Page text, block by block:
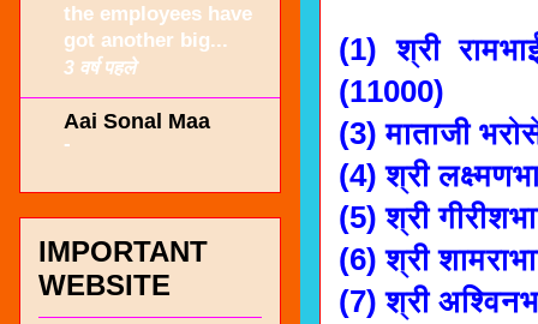
(1) श्री
(11000)
(3) माताजी
(4) श्री
(5) श्री
(6) श्री
(7) श्री
the employees have
got another big...
3 वर्ष पहले
Aai Sonal Maa
-
IMPORTANT
WEBSITE